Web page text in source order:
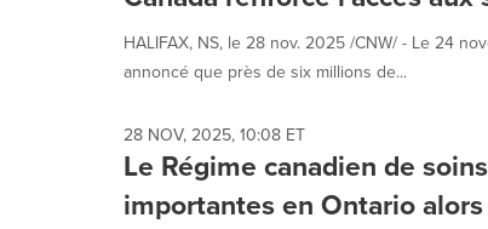
HALIFAX, NS, le 28 nov. 2025 /CNW/ - Le 24
annoncé que près de six millions de...
28 NOV, 2025, 10:08 ET
Le Régime canadien de
importantes en Ontario